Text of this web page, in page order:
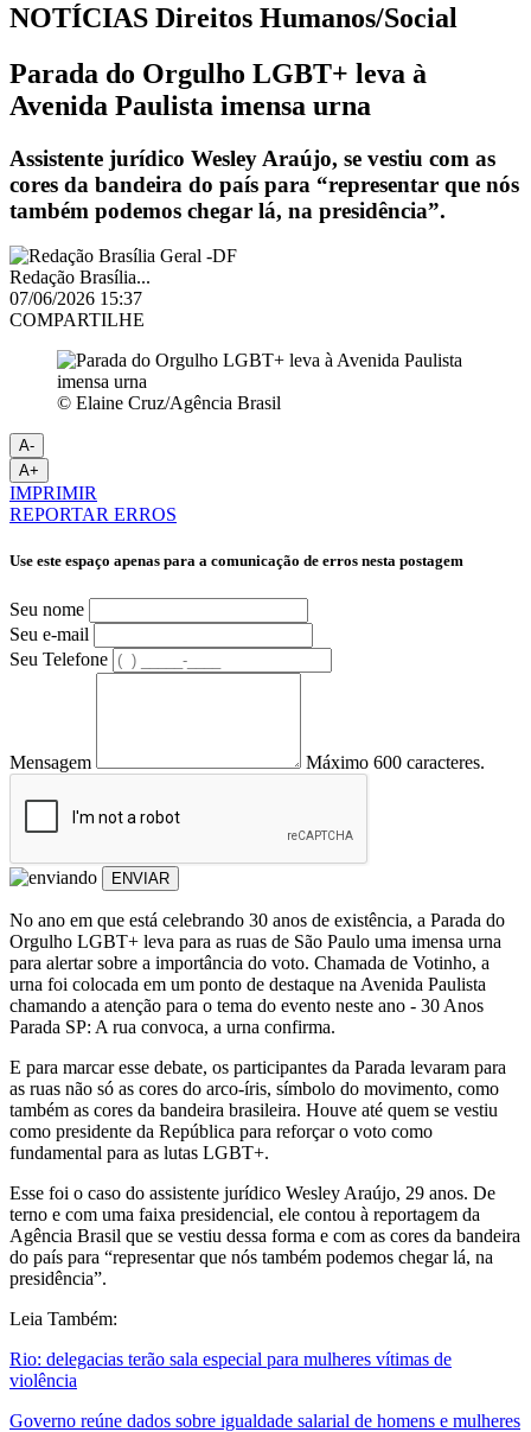
NOTÍCIAS Direitos Humanos/Social
Parada do Orgulho LGBT+ leva à
Avenida Paulista imensa urna
Assistente jurídico Wesley Araújo, se vestiu com as
cores da bandeira do país para “representar que nós
também podemos chegar lá, na presidência”.
Redação Brasília...
07/06/2026 15:37
COMPARTILHE
© Elaine Cruz/Agência Brasil
A-
A+
IMPRIMIR
REPORTAR ERROS
Use este espaço apenas para a comunicação de erros nesta postagem
Seu nome
Seu e-mail
Seu Telefone
Mensagem Máximo 600 caracteres.
ENVIAR
No ano em que está celebrando 30 anos de existência, a Parada do
Orgulho LGBT+ leva para as ruas de São Paulo uma imensa urna
para alertar sobre a importância do voto. Chamada de Votinho, a
urna foi colocada em um ponto de destaque na Avenida Paulista
chamando a atenção para o tema do evento neste ano - 30 Anos
Parada SP: A rua convoca, a urna confirma.
E para marcar esse debate, os participantes da Parada levaram para
as ruas não só as cores do arco-íris, símbolo do movimento, como
também as cores da bandeira brasileira. Houve até quem se vestiu
como presidente da República para reforçar o voto como
fundamental para as lutas LGBT+.
Esse foi o caso do assistente jurídico Wesley Araújo, 29 anos. De
terno e com uma faixa presidencial, ele contou à reportagem da
Agência Brasil que se vestiu dessa forma e com as cores da bandeira
do país para “representar que nós também podemos chegar lá, na
presidência”.
Leia Também:
Rio: delegacias terão sala especial para mulheres vítimas de
violência
Governo reúne dados sobre igualdade salarial de homens e mulheres